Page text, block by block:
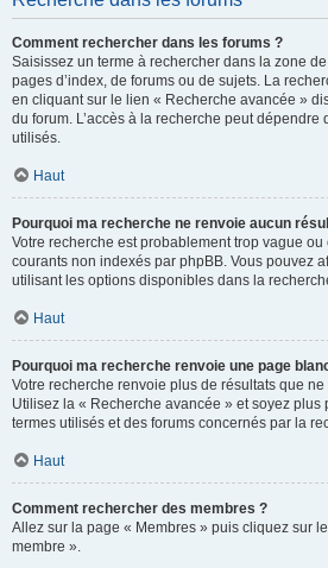
Comment rechercher dans les forums ?
Saisissez un terme à rechercher dans la zone
pages d’index, de forums ou de sujets. La
en cliquant sur le lien « Recherche avancée »
du forum. L’accès à la recherche peut dépendre
utilisés.
Haut
Pourquoi ma recherche ne renvoie aucun
Votre recherche est probablement trop vague
courants non indexés par phpBB. Vous pouvez
utilisant les options disponibles dans la
Haut
Pourquoi ma recherche renvoie une page
Votre recherche renvoie plus de résultats que
Utilisez la « Recherche avancée » et soyez plus
termes utilisés et des forums concernés par la
Haut
Comment rechercher des membres ?
Allez sur la page « Membres » puis cliquez sur
membre ».